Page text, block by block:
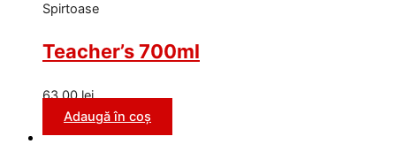
Spirtoase
Teacher’s 700ml
63,00lei
Adaugă în coș